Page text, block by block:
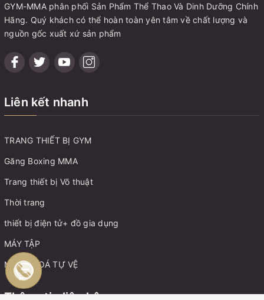
GYM-MMA phân phối Sản Phẩm Thể Thao Và Dinh Dưỡng Chính
Hãng. Quý khách có thể hoàn toàn yên tâm về chất lượng và
nguồn gốc xuất xứ sản phẩm
Liên kết nhanh
TRANG THIẾT BỊ GYM
Găng Boxing MMA
Trang thiết bị Võ thuật
Thời trang
thiết bị điện tử+ đồ gia dụng
MÁY TẬP
MÓC KHOÁ TỰ VỆ
Thông tin liên hệ